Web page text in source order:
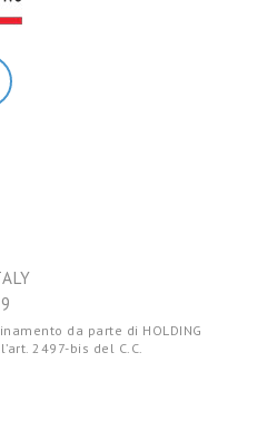
da parte di HOLDING
2497-bis del C.C.